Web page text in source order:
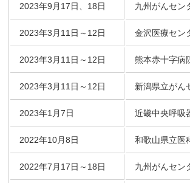
2023年9月17日、18日 九州がんセ
2023年3月11日～12日 金沢医療セン
2023年3月11日～12日 熊本赤十字病
2023年3月11日～12日 新潟県立がん
2023年1月7日 近畿中央呼吸
2022年10月8日 和歌山県立医
2022年7月17日～18日 九州がんセン